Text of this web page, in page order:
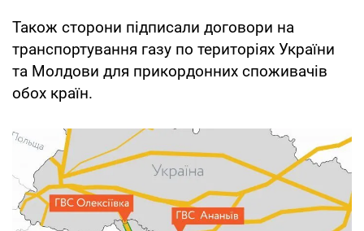
Також сторони підписали договори на
транспортування газу по територіях України
та Молдови для прикордонних споживачів
обох країн.